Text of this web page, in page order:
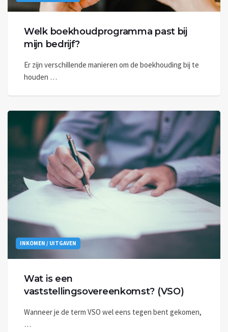
Welk boekhoudprogramma past bij
mijn bedrijf?
Er zijn verschillende manieren om de boekhouding bij te
houden …
INKOMEN / UITGAVEN
Wat is een
vaststellingsovereenkomst? (VSO)
Wanneer je de term VSO wel eens tegen bent gekomen,
…